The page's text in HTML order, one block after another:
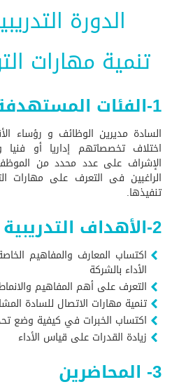
الدورة
تنمية مهارات
1-الفئات المستهدفة:
السادة مديرين الوظائف و رؤساء
اختلاف تخصصاتهم إداريا أو
الإشراف على عدد محدد من
الراغبين فى التعرف على مهارات
تنفيذها.
2-الأهداف التدريبية
اكتساب المعارف والمفاهيم
الأداء بالشركة
التعرف على أهم المفاهيم
تنمية مهارات الاتصال للسادة
اكتساب الخبرات في كيفية وضع
زيادة القدرات على قياس الأداء
3- المحاضرين